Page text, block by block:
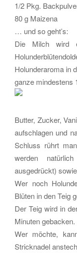
1/2 Pkg.
80 g Maizena
… und so geht’s:
Die Milch wird
Holunderaroma in
ganze mindestens
Butter, Zucker,
aufschlagen und
Schluss rührt
werden
ausgedrückt)
Wer noch
Blüten in den Teig
Der Teig wird in
Minuten gebacken.
Wer möchte,
Stricknadel